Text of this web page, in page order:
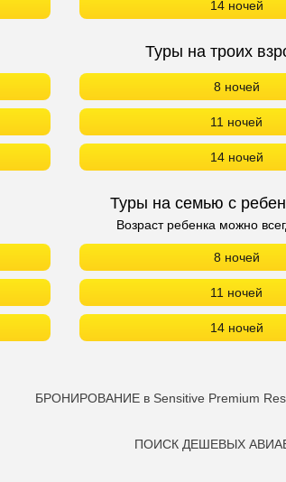
14 ночей
Туры на троих
8 ночей
11 ночей
14 ночей
Туры на семью с
Возраст ребенка можно
8 ночей
11 ночей
14 ночей
БРОНИРОВАНИЕ в Sensitive Premium
ПОИСК ДЕШЕВЫХ